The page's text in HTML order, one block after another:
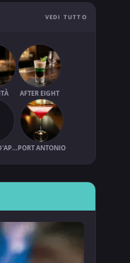
VEDI TUTTO
AFTER EIGHT
PIOGGIA D'APRILEPORT ANTONIO